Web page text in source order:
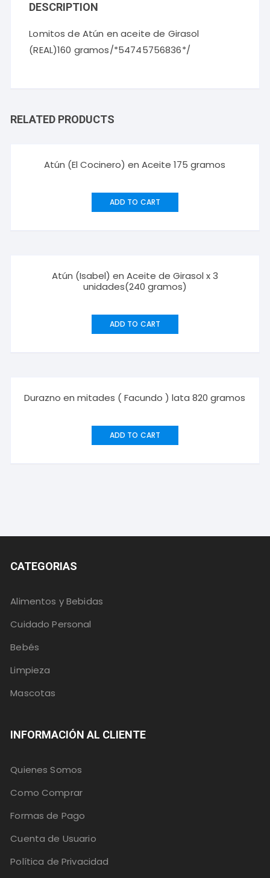
DESCRIPTION
Lomitos de Atún en aceite de Girasol
(REAL)160 gramos/*54745756836*/
RELATED PRODUCTS
Atún (El Cocinero) en Aceite 175 gramos
ADD TO CART
Atún (Isabel) en Aceite de Girasol x 3
unidades(240 gramos)
ADD TO CART
Durazno en mitades ( Facundo ) lata 820 gramos
ADD TO CART
CATEGORIAS
Alimentos y Bebidas
Cuidado Personal
Bebés
Limpieza
Mascotas
INFORMACIÓN AL CLIENTE
Quienes Somos
Como Comprar
Formas de Pago
Cuenta de Usuario
Política de Privacidad